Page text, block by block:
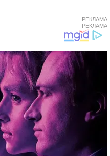
РЕКЛАМА
РЕКЛАМА